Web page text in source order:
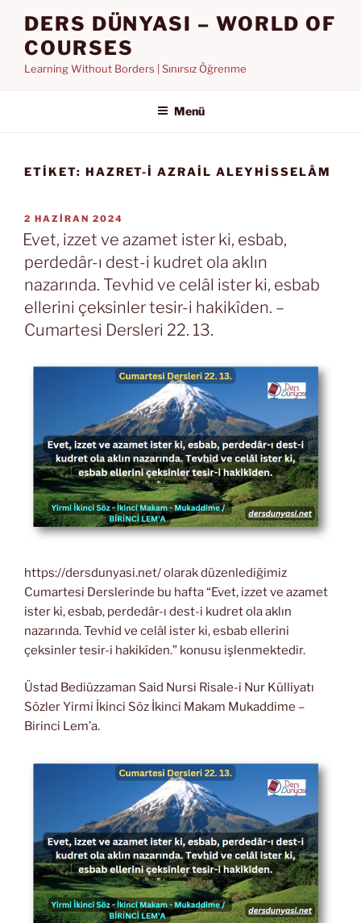
DERS DÜNYASI – WORLD OF
COURSES
Learning Without Borders | Sınırsız Öğrenme
Menü
ETIKET: HAZRET-I AZRAIL ALEYHISSELÂM
YAYIM
TARIHI
2 HAZIRAN 2024
Evet, izzet ve azamet ister ki, esbab,
perdedâr-ı dest-i kudret ola aklın
nazarında. Tevhid ve celâl ister ki, esbab
ellerini çeksinler tesir-i hakikîden. –
Cumartesi Dersleri 22. 13.
https://dersdunyasi.net/ olarak düzenlediğimiz
Cumartesi Derslerinde bu hafta “Evet, izzet ve azamet
ister ki, esbab, perdedâr-ı dest-i kudret ola aklın
nazarında. Tevhid ve celâl ister ki, esbab ellerini
çeksinler tesir-i hakikîden.” konusu işlenmektedir.
Üstad Bediüzzaman Said Nursi Risale-i Nur Külliyatı
Sözler Yirmi İkinci Söz İkinci Makam Mukaddime –
Birinci Lem’a.